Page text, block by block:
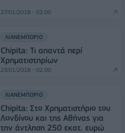
27/01/2018 - 02:00
ΛΙΑΝΕΜΠΟΡΙΟ
Chipita: Τι απαντά περί
Χρηματιστηρίων
23/01/2018 - 02:00
ΛΙΑΝΕΜΠΟΡΙΟ
Chipita: Στο Χρηματιστήριο του
Λονδίνου και της Αθήνας για
την άντληση 250 εκατ. ευρώ